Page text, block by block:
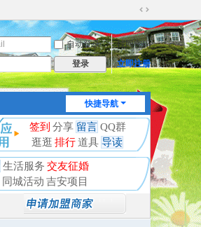
切
换
到
宽
版
自动登录
找回密码
登录 立即注册
快捷导航
签到 分享 留言 QQ群
逛逛 排行道具 导读
生活服务 交友征婚
同城活动 吉安项目